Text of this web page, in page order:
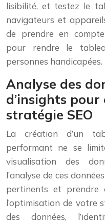
lisibilité, et testez le
navigateurs et
de prendre en compte
pour rendre le
personnes handicapées.
Analyse des
d’insights
stratégie SEO
La création d’un
performant ne se
visualisation des
l’analyse de ces
pertinents et prendre
l’optimisation de votre
des données,